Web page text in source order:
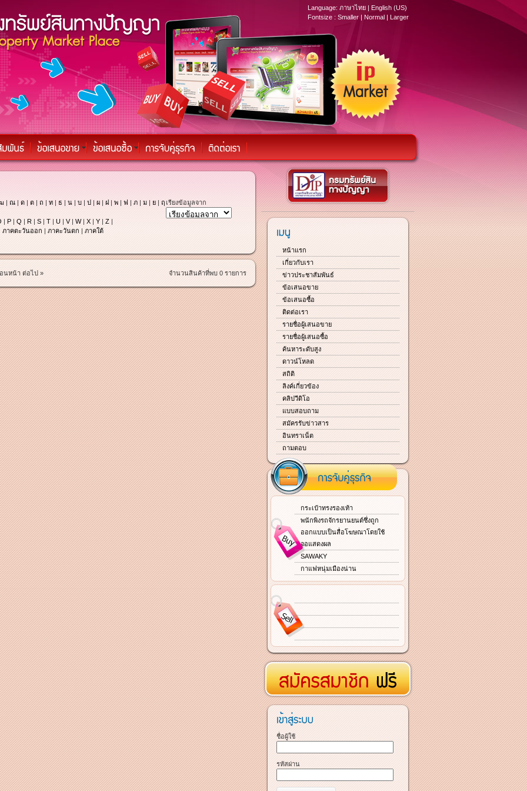
Language: ภาษาไทย | English (US)
Fontsize : Smaller | Normal | Larger
| ณ | ด | ต | ถ | ท | ธ | น | บ | ป | ผ | ฝ | พ | ฟ | ภ | ม | ย | ฤ
| P | Q | R | S | T | U | V| W| X | Y | Z |
ภาคตะวันออก | ภาคะวันตก | ภาคใต้
เรียงข้อมูลจาก
จำนวนสินค้าที่พบ 0 รายการ
นหน้า ต่อไป »
หน้าแรก
เกี่ยวกับเรา
ข่าวประชาสัมพันธ์
ข้อเสนอขาย
ข้อเสนอซื้อ
ติดต่อเรา
รายชื่อผู้เสนอขาย
รายชื่อผู้เสนอซื้อ
ค้นหาระดับสูง
ดาวน์โหลด
สถิติ
ลิงค์เกี่ยวข้อง
คลิปวีดิโอ
แบบสอบถาม
สมัครรับข่าวสาร
อินทราเน็ต
ถามตอบ
กระเป๋าทรงรองเท้า
พนักพิงรถจักรยานยนต์ซึ่งถูก
ออกแบบเป็นสื่อโฆษณาโดยใช้
จอแสดงผล
SAWAKY
กาแฟหนุ่มเมืองน่าน
ชื่อผู้ใช้
รหัสผ่าน